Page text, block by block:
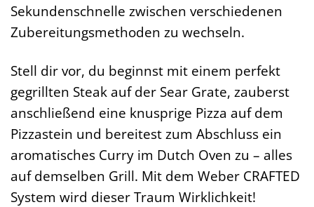
Sekundenschnelle zwischen verschiedenen
Zubereitungsmethoden zu wechseln.
Stell dir vor, du beginnst mit einem perfekt
gegrillten Steak auf der Sear Grate, zauberst
anschließend eine knusprige Pizza auf dem
Pizzastein und bereitest zum Abschluss ein
aromatisches Curry im Dutch Oven zu – alles
auf demselben Grill. Mit dem Weber CRAFTED
System wird dieser Traum Wirklichkeit!